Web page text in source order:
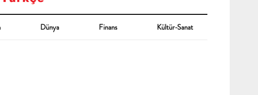
Dünya Finans Kültür-Sanat